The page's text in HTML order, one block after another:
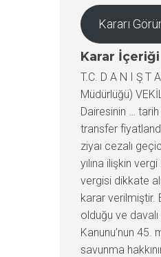
Kararı
Karar İçeriği
T.C. D A N I Ş T
Müdürlüğü)
Dairesinin … tarih
transfer
ziyaı cezalı
yılına ilişkin
vergisi dikkate
karar verilmiştir.
olduğu ve
Kanunu’nun 45.
savunma